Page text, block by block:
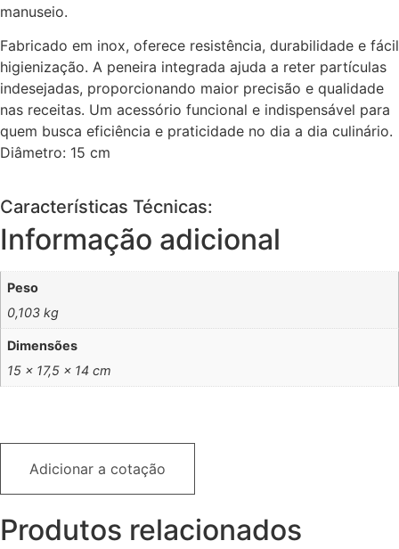
manuseio.
Fabricado em inox, oferece resistência, durabilidade e fácil
higienização. A peneira integrada ajuda a reter partículas
indesejadas, proporcionando maior precisão e qualidade
nas receitas. Um acessório funcional e indispensável para
quem busca eficiência e praticidade no dia a dia culinário.
Diâmetro: 15 cm
Características Técnicas:
Informação adicional
Peso
0,103 kg
Dimensões
15 × 17,5 × 14 cm
Adicionar a cotação
Produtos relacionados